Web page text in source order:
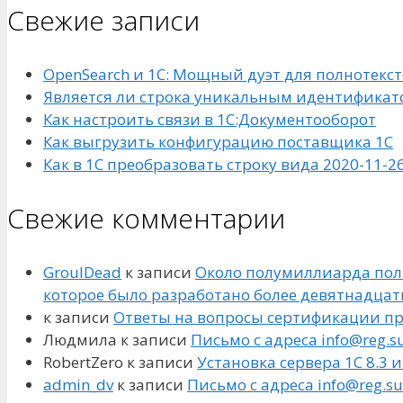
Свежие записи
OpenSearch и 1С: Мощный дуэт для
Является ли строка уникальным
Как настроить связи в 1С:Документооборот
Как выгрузить конфигурацию поставщика 1С
Как в 1С преобразовать строку вида 2020-11-
Свежие комментарии
GroulDead к записи Около полумиллиарда
которое было разработано более
к записи Ответы на вопросы сертификации
Людмила к записи Письмо с адреса
RobertZero к записи Установка сервера 1С 8.3
admin_dvк записи Письмо с адреса